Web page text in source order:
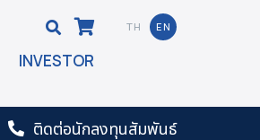
TH EN
INVESTOR
ติดต่อนักลงทุนสัมพันธ์